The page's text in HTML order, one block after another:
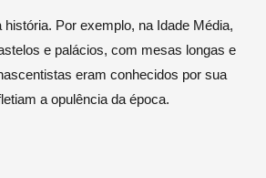
Por exemplo, na Idade Média,
e palácios, com mesas longas e
eram conhecidos por sua
a opulência da época.